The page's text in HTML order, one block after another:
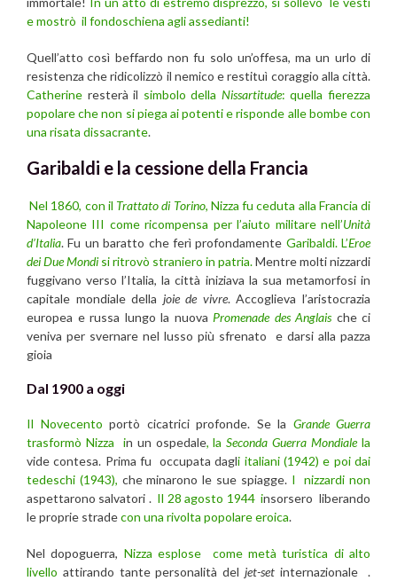
e mostrò il fondoschiena agli assedianti!
Quell’atto così beffardo non fu solo un’offesa, ma un urlo di
resistenza che ridicolizzò il nemico e restituì coraggio alla città.
Catherine resterà il simbolo della Nissartitude: quella fierezza
popolare che non si piega ai potenti e risponde alle bombe con
una risata dissacrante.
Garibaldi e la cessione della Francia
Nel 1860, con il Trattato di Torino, Nizza fu ceduta alla Francia di
Napoleone III come ricompensa per l’aiuto militare nell’Unità
d’Italia. Fu un baratto che ferì profondamente Garibaldi. L’Eroe
dei Due Mondi si ritrovò straniero in patria.Mentre molti nizzardi
fuggivano verso l’Italia, la città iniziava la sua metamorfosi in
capitale mondiale della joie de vivre. Accoglieva l’aristocrazia
europea e russa lungo la nuova Promenade des Anglaische ci
veniva per svernare nel lusso più sfrenato e darsi alla pazza
gioia
Dal 1900 a oggi
Il Novecento portò cicatrici profonde. Se la Grande Guerra
trasformò Nizza in un ospedale, laSeconda Guerra Mondialela
vide contesa. Prima fu occupata dagli italiani (1942) e poi dai
tedeschi (1943), che minarono le sue spiagge. I nizzardi non
aspettarono salvatori .Il 28 agosto 1944 insorsero liberando
le proprie stradecon una rivolta popolare eroica.
Nel dopoguerra, Nizza esplose come metà turistica di alto
livello attirando tante personalità del jet-setinternazionale .